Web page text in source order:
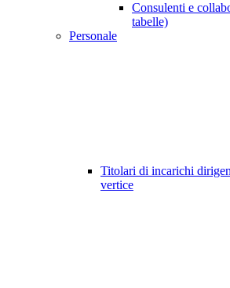
Consulenti e
tabelle)
Personale
Titolari di incarichi
vertice